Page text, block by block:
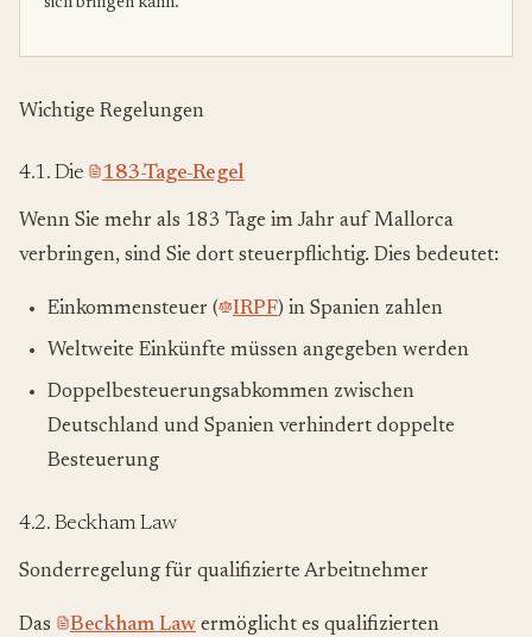
Wichtige Regelungen
4.1. Die 183-Tage-Regel
Wenn Sie mehr als 183 Tage im Jahr auf Mallorca
verbringen, sind Sie dort steuerpflichtig. Dies bedeutet:
Einkommensteuer ( IRPF) in Spanien zahlen
Weltweite Einkünfte müssen angegeben werden
Doppelbesteuerungsabkommen zwischen
Deutschland und Spanien verhindert doppelte
Besteuerung
4.2. Beckham Law
Sonderregelung für qualifizierte Arbeitnehmer
Das Beckham Law ermöglicht es qualifizierten